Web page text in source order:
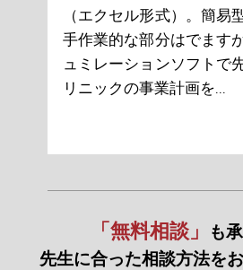
（エクセル形式）。簡易
手作業的な部分はでます
ュミレーションソフトで
リニックの事業計画を...
「無料相談」
も
先生に合った相談方法を